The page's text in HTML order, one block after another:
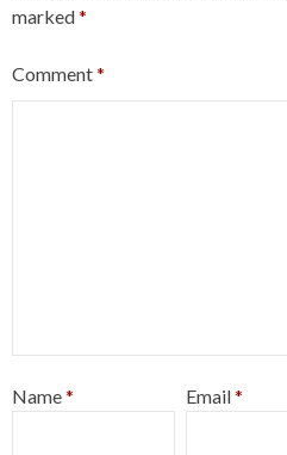
marked*
Comment*
Name* Email*